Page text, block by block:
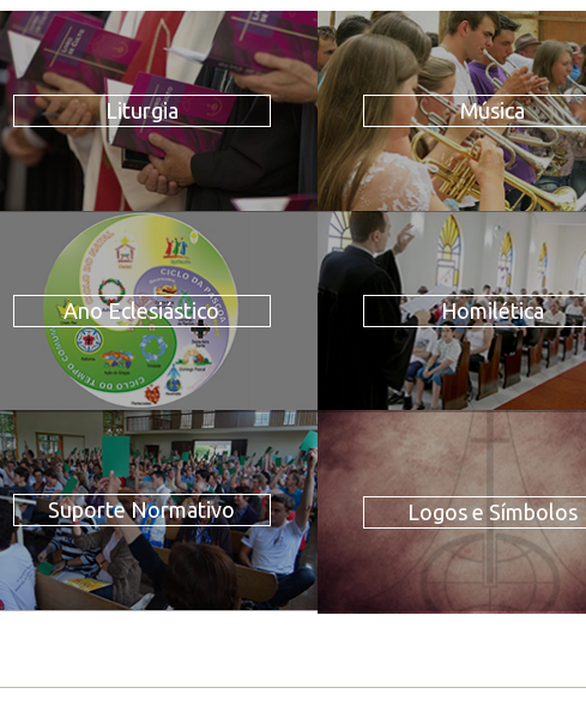
Liturgia Música
Ano Eclesiástico Homilética
Suporte Normativo Logos e Símbolos